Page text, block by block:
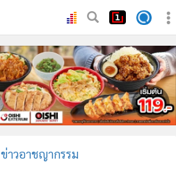
ข่าวอาชญากรรม